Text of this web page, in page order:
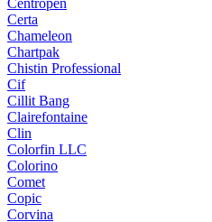
Centropen
Certa
Chameleon
Chartpak
Chistin Professional
Cif
Cillit Bang
Clairefontaine
Clin
Colorfin LLC
Colorino
Comet
Copic
Corvina